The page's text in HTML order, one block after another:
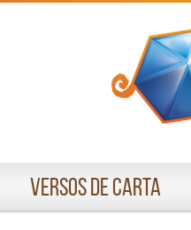
Versos de Carta